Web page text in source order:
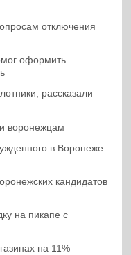
отключения
оформить
рассказали
воронежцам
в Воронеже
кандидатов
на пикапе с
на 11%